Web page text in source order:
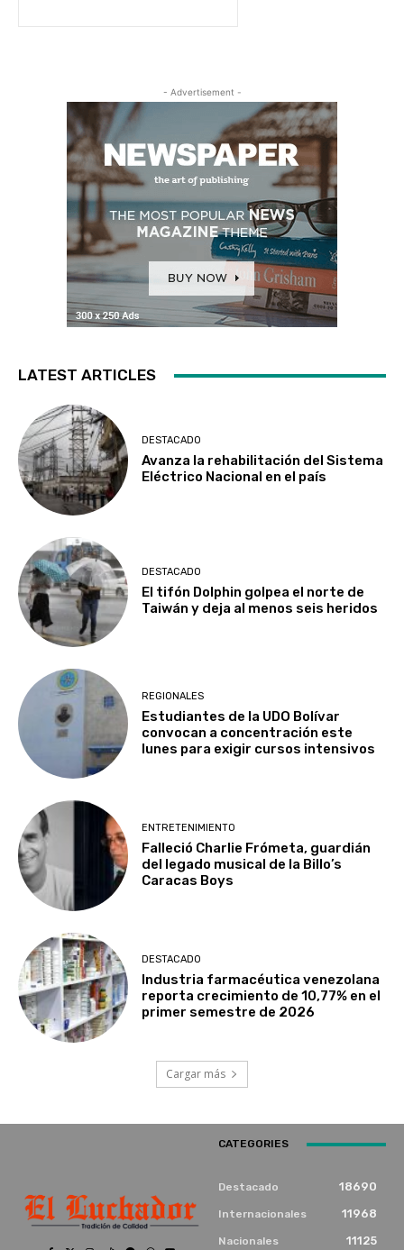
- Advertisement -
LATEST ARTICLES
DESTACADO
Avanza la rehabilitación del Sistema
Eléctrico Nacional en el país
DESTACADO
El tifón Dolphin golpea el norte de
Taiwán y deja al menos seis heridos
REGIONALES
Estudiantes de la UDO Bolívar
convocan a concentración este
lunes para exigir cursos intensivos
ENTRETENIMIENTO
Falleció Charlie Frómeta, guardián
del legado musical de la Billo’s
Caracas Boys
DESTACADO
Industria farmacéutica venezolana
reporta crecimiento de 10,77% en el
primer semestre de 2026
Cargar más
CATEGORIES
Destacado 18690
Internacionales 11968
Nacionales 11125